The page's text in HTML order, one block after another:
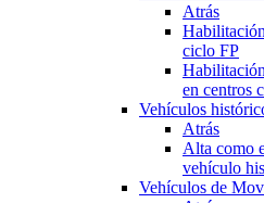
Atrás
ciclo FP
en centros
Vehículos
Atrás
Alta como
vehículo
Vehículos de